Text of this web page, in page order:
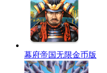
幕府帝国无限金币版